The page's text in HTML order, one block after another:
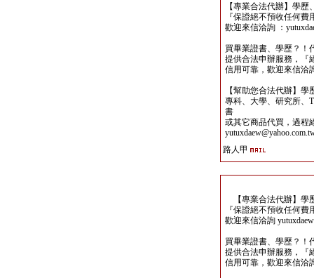
【專業合法代辦】學
『保證絕不預收任何
歡迎來信洽詢 ：
買畢業證書、學歷？！
提供合法申辦服務，『
信用可靠，歡迎來信洽
【幫助您合法代辦】
專科、大學、研究所、
書
或其它商品代買，過程
路人甲
【專業合法代辦】學
『保證絕不預收任何
歡迎來信洽詢
買畢業證書、學歷？！
提供合法申辦服務，『
信用可靠，歡迎來信洽